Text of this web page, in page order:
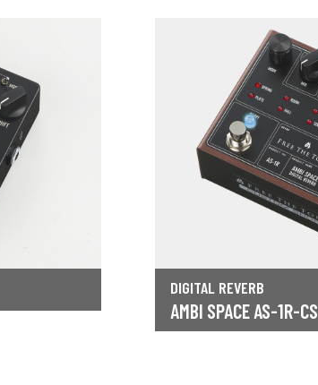
DIGITAL REVERB
AMBI SPACE AS-1R-CS